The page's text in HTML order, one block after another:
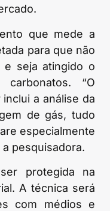
que mede a
para que não
e seja atingido o
“O
a análise da
de gás, tudo
especialmente
pesquisadora.
protegida na
A técnica será
com médios e